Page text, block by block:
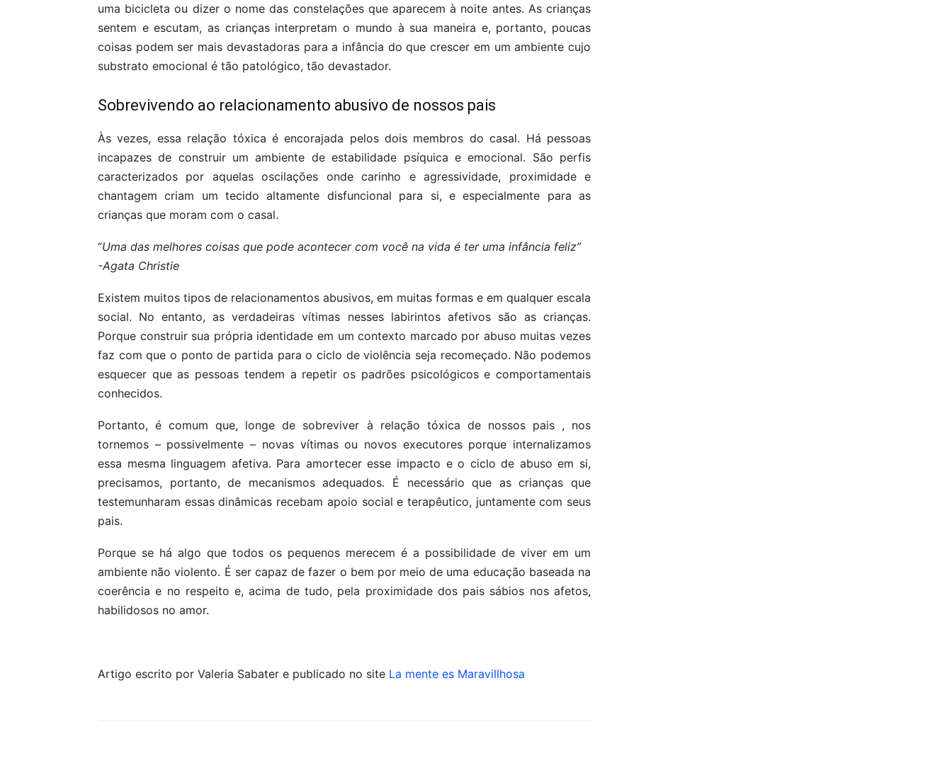
uma bicicleta ou dizer o nome das constelações que aparecem à noite antes. As crianças
sentem e escutam, as crianças interpretam o mundo à sua maneira e, portanto, poucas
coisas podem ser mais devastadoras para a infância do que crescer em um ambiente cujo
substrato emocional é tão patológico, tão devastador.
Sobrevivendo ao relacionamento abusivo de nossos pais
Às vezes, essa relação tóxica é encorajada pelos dois membros do casal. Há pessoas
incapazes de construir um ambiente de estabilidade psíquica e emocional. São perfis
caracterizados por aquelas oscilações onde carinho e agressividade, proximidade e
chantagem criam um tecido altamente disfuncional para si, e especialmente para as
crianças que moram com o casal.
“Uma das melhores coisas que pode acontecer com você na vida é ter uma infância feliz”
-Agata Christie
Existem muitos tipos de relacionamentos abusivos, em muitas formas e em qualquer escala
social. No entanto, as verdadeiras vítimas nesses labirintos afetivos são as crianças.
Porque construir sua própria identidade em um contexto marcado por abuso muitas vezes
faz com que o ponto de partida para o ciclo de violência seja recomeçado. Não podemos
esquecer que as pessoas tendem a repetir os padrões psicológicos e comportamentais
conhecidos.
Portanto, é comum que, longe de sobreviver à relação tóxica de nossos pais , nos
tornemos – possivelmente – novas vítimas ou novos executores porque internalizamos
essa mesma linguagem afetiva. Para amortecer esse impacto e o ciclo de abuso em si,
precisamos, portanto, de mecanismos adequados. É necessário que as crianças que
testemunharam essas dinâmicas recebam apoio social e terapêutico, juntamente com seus
pais.
Porque se há algo que todos os pequenos merecem é a possibilidade de viver em um
ambiente não violento. É ser capaz de fazer o bem por meio de uma educação baseada na
coerência e no respeito e, acima de tudo, pela proximidade dos pais sábios nos afetos,
habilidosos no amor.
Artigo escrito por Valeria Sabater e publicado no site La mente es Maravillhosa